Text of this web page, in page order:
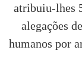
atribuiu-lhes
alegações
humanos por